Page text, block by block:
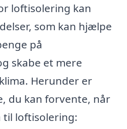
loftisolering kan
som kan hjælpe
på
skabe et mere
Herunder er
du kan forvente, når
loftisolering: